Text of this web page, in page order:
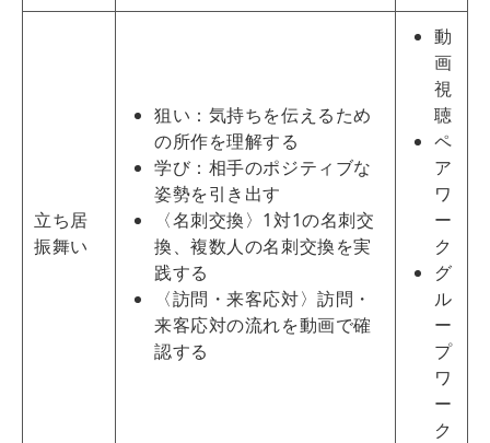
立ち居
振舞い
狙い：気持ちを伝えるため
の所作を理解する
学び：相手のポジティブな
姿勢を引き出す
〈名刺交換〉1対1の名刺交
換、複数人の名刺交換を実
践する
〈訪問・来客応対〉訪問・
来客応対の流れを動画で確
認する
動
画
視
聴
ペ
ア
ワ
ー
ク
グ
ル
ー
プ
ワ
ー
ク